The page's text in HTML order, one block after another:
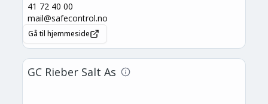
41 72 40 00
mail@safecontrol.no
Gå til hjemmeside
GC Rieber Salt As